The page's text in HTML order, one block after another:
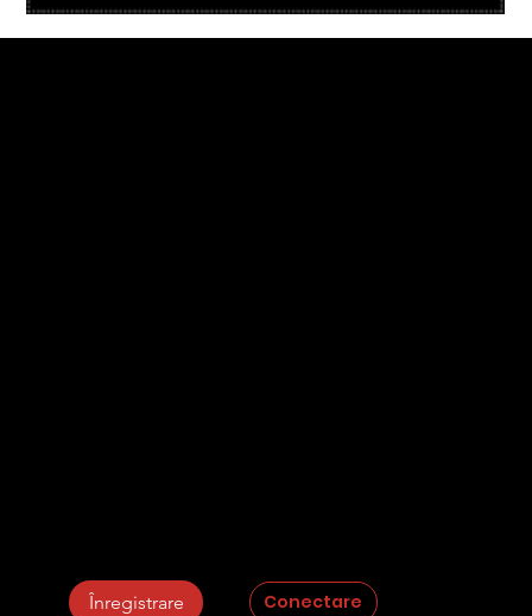
Conectare
Înregistrare